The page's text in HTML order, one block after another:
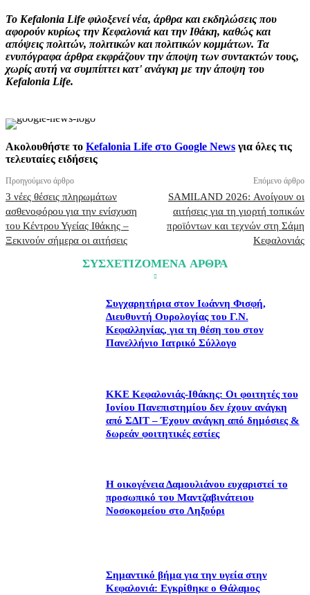
Το Kefalonia Life φιλοξενεί νέα, άρθρα και εκδηλώσεις που
αφορούν κυρίως την Κεφαλονιά και την Ιθάκη, καθώς και
απόψεις πολιτών, πολιτικών και πολιτικών κομμάτων. Τα
ενυπόγραφα άρθρα εκφράζουν την άποψη των συντακτών τους,
χωρίς αυτή να συμπίπτει κατ' ανάγκη με την άποψη του
Kefalonia Life.
Ακολουθήστε το Kefalonia Life στο Google News για όλες τις
τελευταίες ειδήσεις
Προηγούμενο άρθρο
3 νέες θέσεις πληρωμάτων
ασθενοφόρου για την ενίσχυση
του Κέντρου Υγείας Ιθάκης –
Ξεκινούν σήμερα οι αιτήσεις
Επόμενο άρθρο
SAMILAND 2026: Ανοίγουν οι
αιτήσεις για τη γιορτή τοπικών
προϊόντων και τεχνών στη Σάμη
Κεφαλονιάς
ΣΥΣΧΕΤΙΖΟΜΕΝΑ ΑΡΘΡΑ
Συγχαρητήρια στον Ιωάννη Φισφή,
Διευθυντή Ουρολογίας του Γ.Ν.
Κεφαλληνίας, για τη θέση του στον
Πανελλήνιο Ιατρικό Σύλλογο
ΚΚΕ Κεφαλονιάς-Ιθάκης: Οι φοιτητές του
Ιονίου Πανεπιστημίου δεν έχουν ανάγκη
από ΣΔΙΤ – Έχουν ανάγκη από δημόσιες &
δωρεάν φοιτητικές εστίες
Η οικογένεια Δαμουλιάνου ευχαριστεί το
προσωπικό του Μαντζαβινάτειου
Νοσοκομείου στο Ληξούρι
Σημαντικό βήμα για την υγεία στην
Κεφαλονιά: Εγκρίθηκε ο Θάλαμος